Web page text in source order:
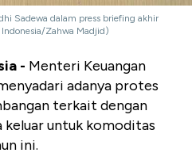
Sadewa dalam press briefing akhir
Zahwa Madjid)
- Menteri Keuangan
adanya protes
terkait dengan
keluar untuk komoditas
ini.